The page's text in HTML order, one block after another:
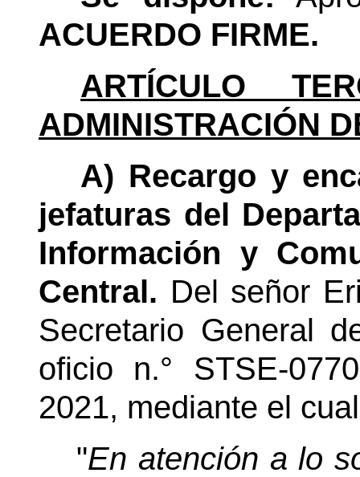
ACUERDO FIRME.
ARTÍCULO
ADMINISTRACIÓN
A) Recargo y
jefaturas del
Información y
Central. Del señor
Secretario General
oficio n.° STSE-
2021, mediante el
"En atención a lo